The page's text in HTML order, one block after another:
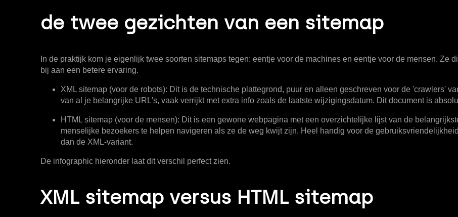
de twee gezichten van een sitemap
In de praktijk kom je eigenlijk twee soorten sitemaps tegen: eentje voor de machines en eentje voor de mensen. Ze
bij aan een betere ervaring.
XML sitemap (voor de robots): Dit is de technische plattegrond, puur en alleen geschreven voor de 'crawlers'
van al je belangrijke URL's, vaak verrijkt met extra info zoals de laatste wijzigingsdatum. Dit document is
HTML sitemap (voor de mensen): Dit is een gewone webpagina met een overzichtelijke lijst van de
menselijke bezoekers te helpen navigeren als ze de weg kwijt zijn. Heel handig voor de
dan de XML-variant.
De infographic hieronder laat dit verschil perfect zien.
XML sitemap versus HTML sitemap